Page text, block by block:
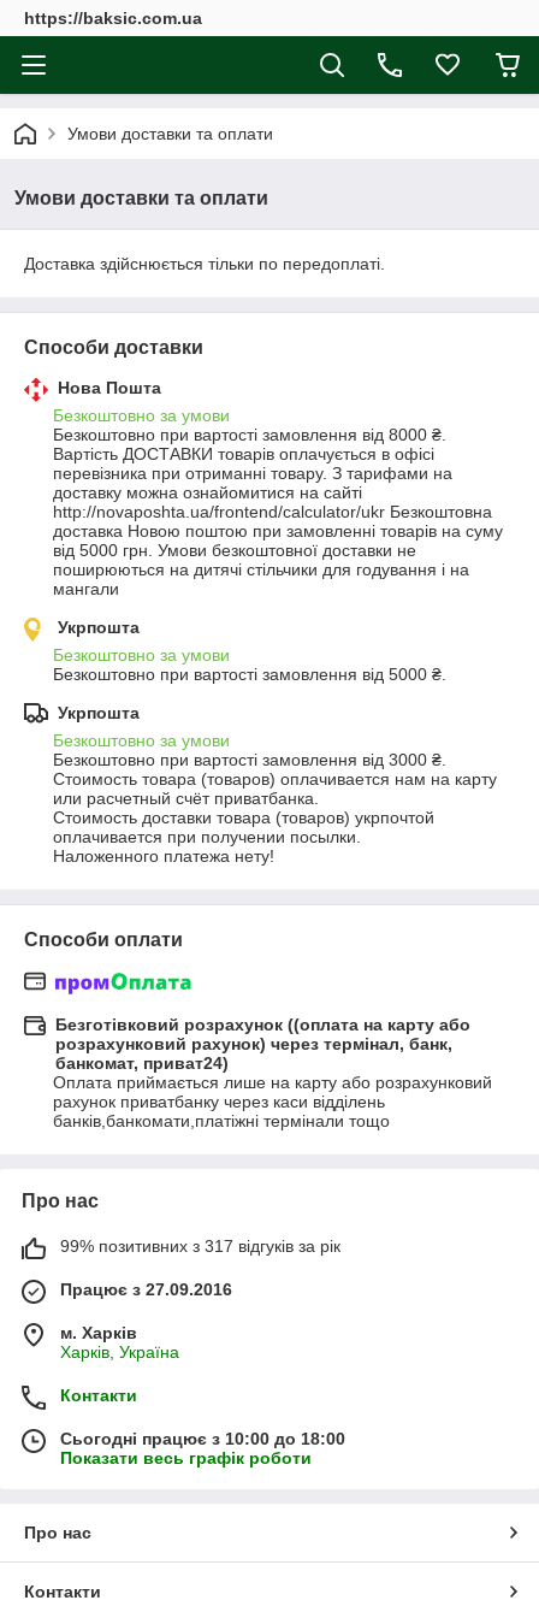
https://baksic.com.ua
Умови доставки та оплати
Умови доставки та оплати
Доставка здійснюється тільки по передоплаті.
Способи доставки
Нова Пошта
Безкоштовно за умови
Безкоштовно при вартості замовлення від 8000 ₴.
Вартість ДОСТАВКИ товарів оплачується в офісі
перевізника при отриманні товару. З тарифами на
доставку можна ознайомитися на сайті
http://novaposhta.ua/frontend/calculator/ukr Безкоштовна
доставка Новою поштою при замовленні товарів на суму
від 5000 грн. Умови безкоштовної доставки не
поширюються на дитячі стільчики для годування і на
мангали
Укрпошта
Безкоштовно за умови
Безкоштовно при вартості замовлення від 5000 ₴.
Укрпошта
Безкоштовно за умови
Безкоштовно при вартості замовлення від 3000 ₴.
Стоимость товара (товаров) оплачивается нам на карту
или расчетный счёт приватбанка.
Стоимость доставки товара (товаров) укрпочтой
оплачивается при получении посылки.
Наложенного платежа нету!
Способи оплати
Безготівковий розрахунок ((оплата на карту або
розрахунковий рахунок) через термінал, банк,
банкомат, приват24)
Оплата приймається лише на карту або розрахунковий
рахунок приватбанку через каси відділень
банків,банкомати,платіжні термінали тощо
Про нас
99% позитивних з 317 відгуків за рік
Працює з 27.09.2016
м. Харків
Харків, Україна
Контакти
Сьогодні працює з 10:00 до 18:00
Показати весь графік роботи
Про нас
Контакти